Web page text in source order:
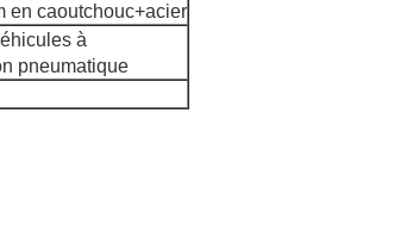
en caoutchouc+acier
à
pneumatique